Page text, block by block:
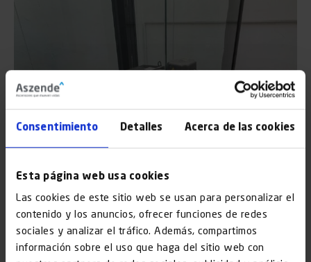
Consentimiento Detalles Acerca de las cookies
Esta página web usa cookies
Las cookies de este sitio web se usan para personalizar el
contenido y los anuncios, ofrecer funciones de redes
sociales y analizar el tráfico. Además, compartimos
información sobre el uso que haga del sitio web con
Accessibilitat de l’edifici i el cost anual repercutit